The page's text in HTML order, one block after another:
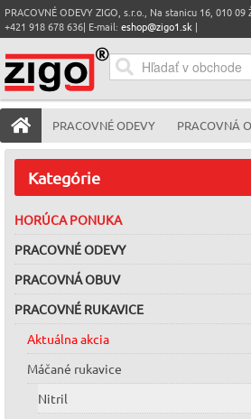
PRACOVNÉ ODEVY ZIGO, s.r.o., Na stanicu 16, 010
+421 918 678 636| E-mail: eshop@zigo1.sk |
PRACOVNÉ ODEVY PRACOVNÁ
Kategórie
HORÚCA PONUKA
PRACOVNÉ ODEVY
PRACOVNÁ OBUV
PRACOVNÉ RUKAVICE
Aktuálna akcia
Máčané rukavice
Nitril